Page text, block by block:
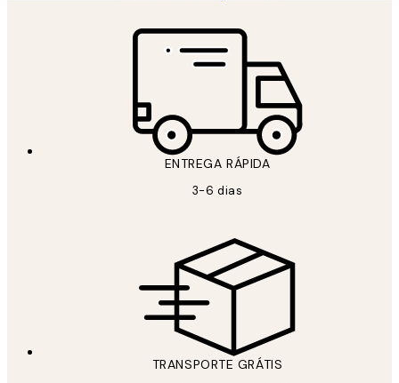
ENTREGA RÁPIDA
3-6 dias
TRANSPORTE GRÁTIS